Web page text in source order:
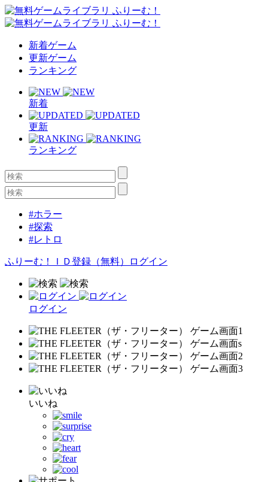
新着ゲーム
更新ゲーム
ランキング
新着
更新
ランキング
#ホラー
#探索
#レトロ
ふりーむ！ＩＤ登録（無料） ログイン
ログイン
いいね